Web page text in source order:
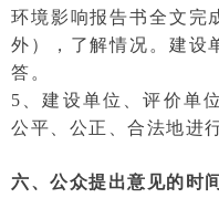
环境影响报告书全文完
外），了解情况。建设
答。
5、建设单位、评价单
公平、公正、合法地进
六、公众提出意见的时